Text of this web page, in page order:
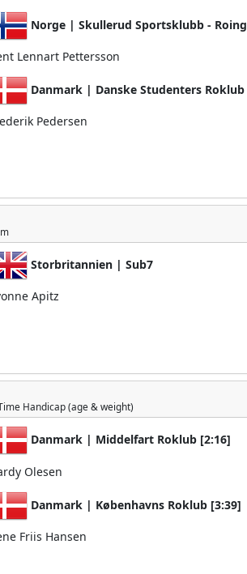
Norge | Skullerud Sportsklubb - Roing
Lennart Pettersson
Danmark | Danske Studenters Roklub
Pedersen
Storbritannien | Sub7
Apitz
Handicap (age & weight)
Danmark | Middelfart Roklub [2:16]
Olesen
Danmark | Københavns Roklub [3:39]
Friis Hansen